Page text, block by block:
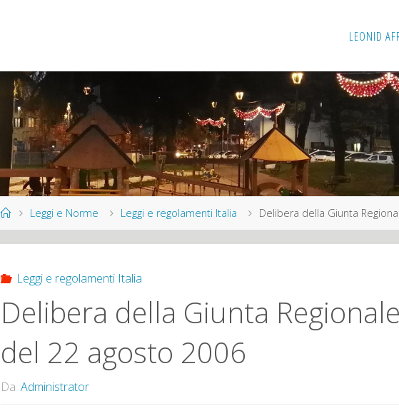
LEONID
HomeLeggi e Norme Leggi e regolamenti Italia Delibera della Giunta
Leggi e regolamenti Italia
Delibera della Giunta
del 22 agosto 2006
Da Administrator